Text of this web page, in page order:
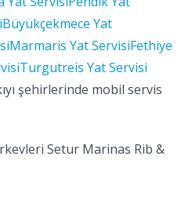
Büyükçekmece Yat
Marmaris Yat ServisiFethiye
Turgutreis Yat Servisi
şehirlerinde mobil servis
Setur Marinas Rib &